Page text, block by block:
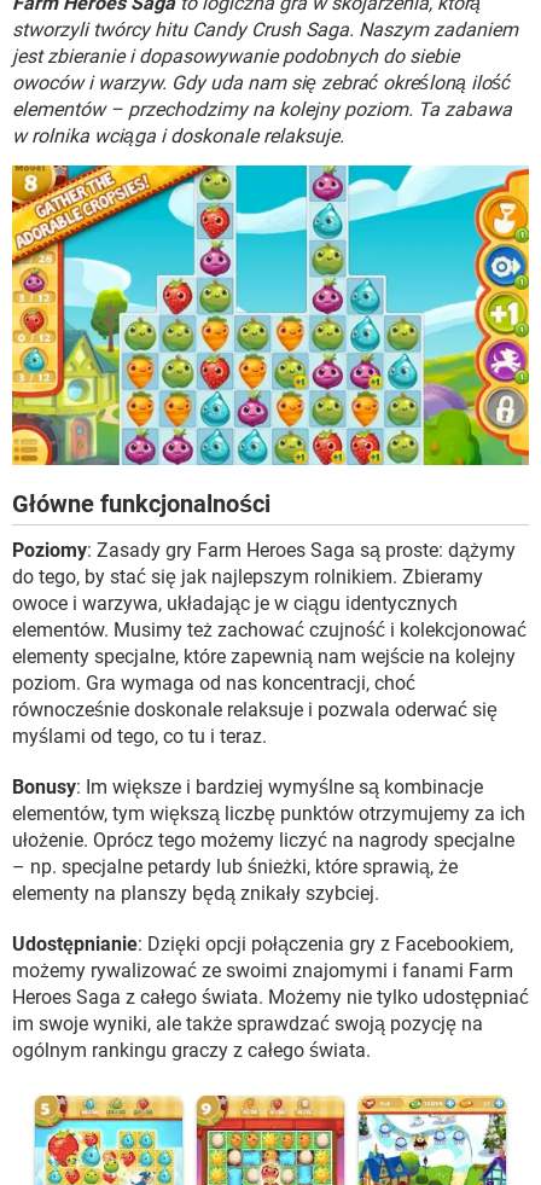
WINDOWS 10
stworzyli twórcy hitu Candy Crush Saga. Naszym zadaniem
jest zbieranie i dopasowywanie podobnych do siebie
owoców i warzyw. Gdy uda nam się zebrać określoną ilość
elementów – przechodzimy na kolejny poziom. Ta zabawa
w rolnika wciąga i doskonale relaksuje.
Główne funkcjonalności
Poziomy: Zasady gry Farm Heroes Saga są proste: dążymy
do tego, by stać się jak najlepszym rolnikiem. Zbieramy
owoce i warzywa, układając je w ciągu identycznych
elementów. Musimy też zachować czujność i kolekcjonować
elementy specjalne, które zapewnią nam wejście na kolejny
poziom. Gra wymaga od nas koncentracji, choć
równocześnie doskonale relaksuje i pozwala oderwać się
myślami od tego, co tu i teraz.
Bonusy: Im większe i bardziej wymyślne są kombinacje
elementów, tym większą liczbę punktów otrzymujemy za ich
ułożenie. Oprócz tego możemy liczyć na nagrody specjalne
– np. specjalne petardy lub śnieżki, które sprawią, że
elementy na planszy będą znikały szybciej.
Udostępnianie: Dzięki opcji połączenia gry z Facebookiem,
możemy rywalizować ze swoimi znajomymi i fanami Farm
Heroes Saga z całego świata. Możemy nie tylko udostępniać
im swoje wyniki, ale także sprawdzać swoją pozycję na
ogólnym rankingu graczy z całego świata.